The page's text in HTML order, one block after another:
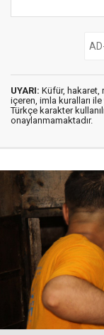
UYARI: Küfür, hakaret,
içeren, imla kuralları ile
Türkçe karakter
onaylanmamaktadır.